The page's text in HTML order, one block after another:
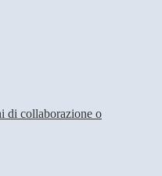
di collaborazione o